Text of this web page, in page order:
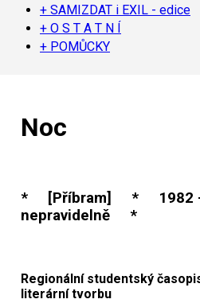
+ SAMIZDAT i EXIL - edice
+ O S T A T N Í
+ POMŮCKY
Noc
* [Příbram] * 1982
nepravidelně *
Regionální studentský
literární tvorbu